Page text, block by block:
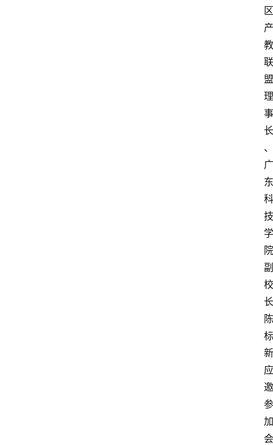
区
产
教
联
盟
理
事
长
、
广
东
科
技
学
院
副
校
长
陈
标
新
应
邀
参
加
会